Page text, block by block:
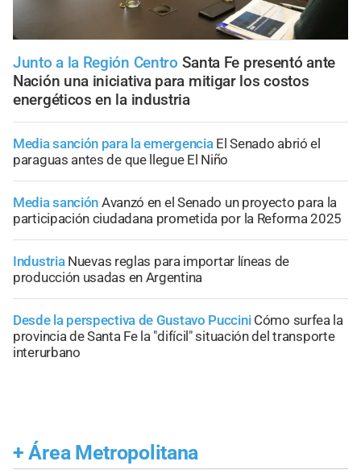
Junto a la Región Centro Santa Fe presentó ante
Nación una iniciativa para mitigar los costos
energéticos en la industria
Media sanción para la emergencia El Senado abrió el
paraguas antes de que llegue El Niño
Media sanción Avanzó en el Senado un proyecto para la
participación ciudadana prometida por la Reforma 2025
Industria Nuevas reglas para importar líneas de
producción usadas en Argentina
Desde la perspectiva de Gustavo Puccini Cómo surfea la
provincia de Santa Fe la "difícil" situación del transporte
interurbano
+ Área Metropolitana